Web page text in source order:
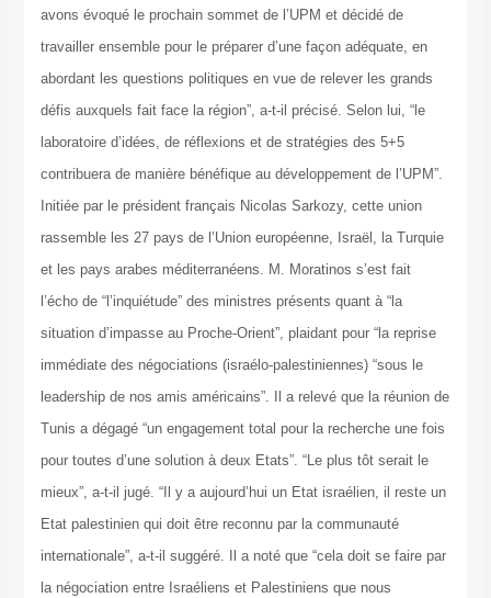
avons évoqué le prochain sommet de l’UPM et décidé de
travailler ensemble pour le préparer d’une façon adéquate, en
abordant les questions politiques en vue de relever les grands
défis auxquels fait face la région”, a-t-il précisé. Selon lui, “le
laboratoire d’idées, de réflexions et de stratégies des 5+5
contribuera de manière bénéfique au développement de l’UPM”.
Initiée par le président français Nicolas Sarkozy, cette union
rassemble les 27 pays de l’Union européenne, Israël, la Turquie
et les pays arabes méditerranéens. M. Moratinos s’est fait
l’écho de “l’inquiétude” des ministres présents quant à “la
situation d’impasse au Proche-Orient”, plaidant pour “la reprise
immédiate des négociations (israélo-palestiniennes) “sous le
leadership de nos amis américains”. Il a relevé que la réunion de
Tunis a dégagé “un engagement total pour la recherche une fois
pour toutes d’une solution à deux Etats”. “Le plus tôt serait le
mieux”, a-t-il jugé. “Il y a aujourd’hui un Etat israélien, il reste un
Etat palestinien qui doit être reconnu par la communauté
internationale”, a-t-il suggéré. Il a noté que “cela doit se faire par
la négociation entre Israéliens et Palestiniens que nous